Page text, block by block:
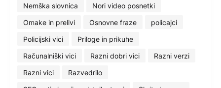
Nemška slovnica
Nori video posnetki
Omake in prelivi
Osnovne fraze
policajci
Policijski vici
Priloge in prikuhe
Računalniški vici
Razni dobri vici
Razni verzi
Razni vici
Razvedrilo